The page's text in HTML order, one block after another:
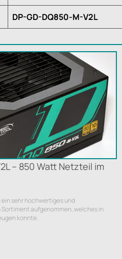
DP-GD-DQ850-M-V2L
– 850 Watt Netzteil im
sehr hochwertiges und
aufgenommen, welches in
konnte.